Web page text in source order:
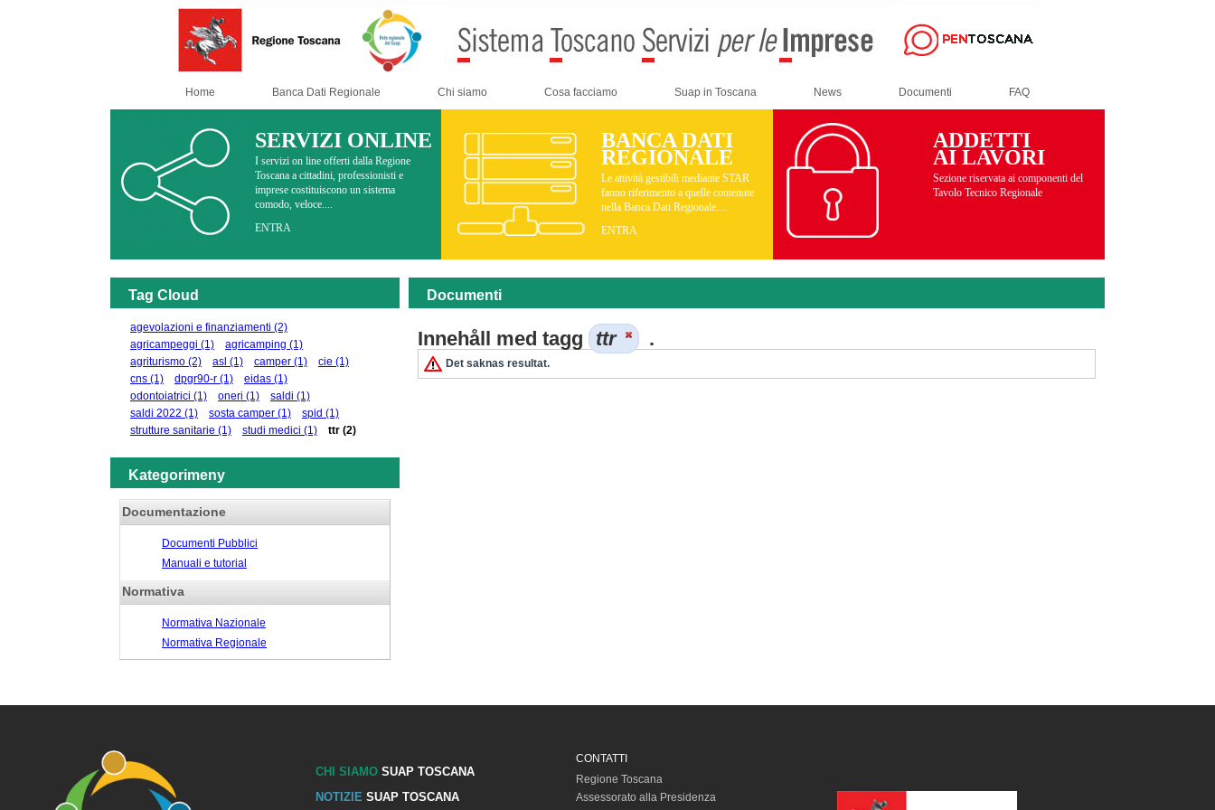
Home Banca Dati Regionale Chi siamo Cosa facciamo Suap in Toscana News Documenti FAQ
ADDETTI
AI LAVORI
Sezione riservata ai componenti del
Tavolo Tecnico Regionale
SERVIZI ONLINE
I servizi on line offerti dalla Regione
Toscana a cittadini, professionisti e
imprese costituiscono un sistema
comodo, veloce....
ENTRA
BANCA DATI
REGIONALE
Le attività gestibili mediante STAR
fanno riferimento a quelle contenute
nella Banca Dati Regionale....
ENTRA
Tag Cloud
agevolazioni e finanziamenti (2)
agricampeggi (1) agricamping (1)
agriturismo (2) asl (1) camper (1) cie (1)
cns (1) dpgr90-r (1) eidas (1)
odontoiatrici (1) oneri (1) saldi (1)
saldi 2022 (1) sosta camper (1) spid (1)
strutture sanitarie (1) studi medici (1) ttr (2)
Kategorimeny
Documentazione
Documenti Pubblici
Manuali e tutorial
Normativa
Normativa Nazionale
Normativa Regionale
Documenti
Innehåll med tagg ttr .
Det saknas resultat.
CHI SIAMOSUAP TOSCANA
NOTIZIE SUAP TOSCANA
CONTATTI
Regione Toscana
Assessorato alla Presidenza